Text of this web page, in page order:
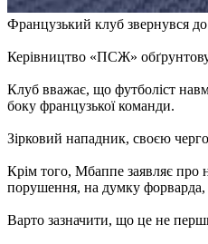
Французький клуб звернувся до
Керівництво «ПСЖ»
Клуб вважає, що футболіст
боку французької команди.
Зірковий нападник, своєю
Крім того, Мбаппе заявляє про
порушення, на думку форварда,
Варто зазначити, що це не